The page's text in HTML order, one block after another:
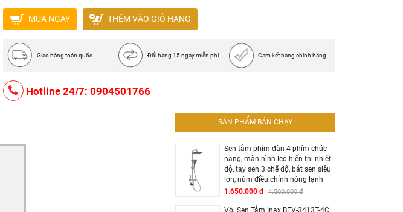
MUA NGAY THÊM VÀO GIỎ HÀNG
Giao hàng toàn quốc Đổi hàng 15 ngày miễn phí Cam kết hàng chính hãng
Hotline 24/7: 0904501766
SẢN PHẨM BÁN CHẠY
Sen tắm phím đàn 4 phím chức
năng, màn hình led hiển thị nhiệt
độ, tay sen 3 chế độ, bát sen siêu
lớn, núm điều chỉnh nóng lạnh
1.650.000 đ 4.500.000 đ
Vòi Sen Tắm Inax BFV-3413T-4C